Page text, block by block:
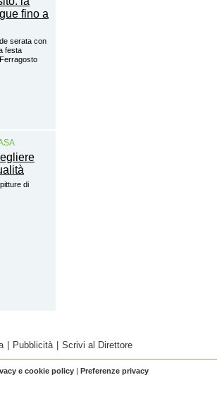
serata con
festa
di
| Pubblicità | Scrivi al Direttore
e cookie policy | Preferenze privacy